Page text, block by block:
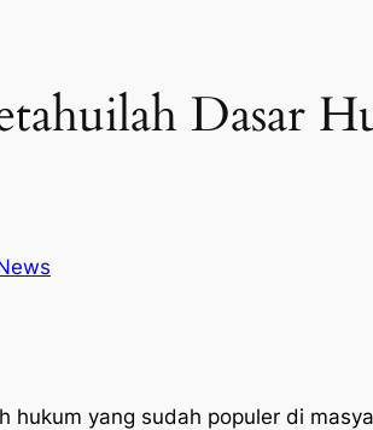
Dasar
hukum yang sudah populer di